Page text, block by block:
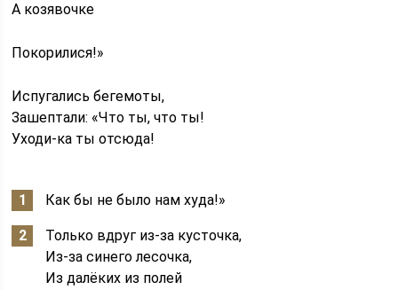
А козявочке
Покорилися!»
Испугались бегемоты,
Зашептали: «Что ты, что ты!
Уходи-ка ты отсюда!
Как бы не было нам худа!»
Только вдруг из-за кусточка,
Из-за синего лесочка,
Из далёких из полей